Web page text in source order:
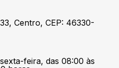
Centro, CEP: 46330-
feira, das 08:00 às